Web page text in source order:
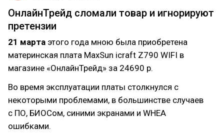
ОнлайнТрейд сломали товар и игнорируют
претензии
21 марта этого года мною была приобретена
материнская плата MaxSun icraft Z790 WIFI в
магазине «ОнлайнТрейд» за 24690 р.
Во время эксплуатации платы столкнулся с
некоторыми проблемами, в большинстве случаев
с ПО, БИОСом, синими экранами и WHEA
ошибками.